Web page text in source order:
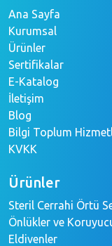
Ana Sayfa
Kurumsal
Ürünler
Sertifikalar
E-Katalog
İletişim
Blog
Bilgi Toplum
KVKK
Ürünler
Steril Cerrahi Örtü
Önlükler ve
Eldivenler